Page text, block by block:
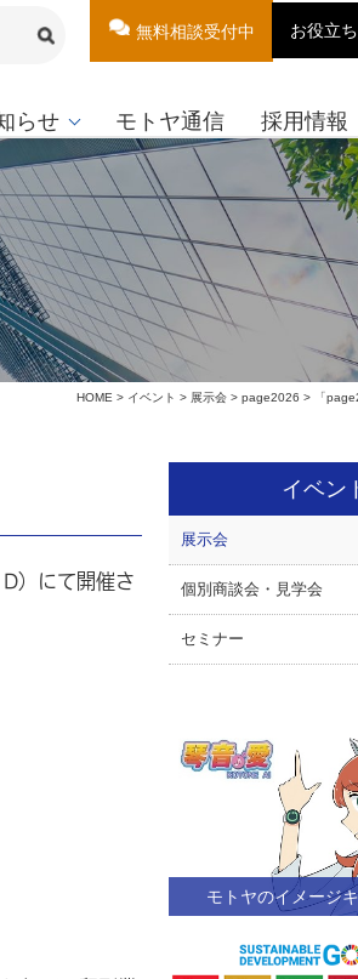
無料相談受付中 お役立
らせ モトヤ通信 採用情報
HOME > イベント > 展示会 > page2026 > 「
）にて開催さ
イベン
展示会
個別商談会・見学会
セミナー
モトヤのイメージ